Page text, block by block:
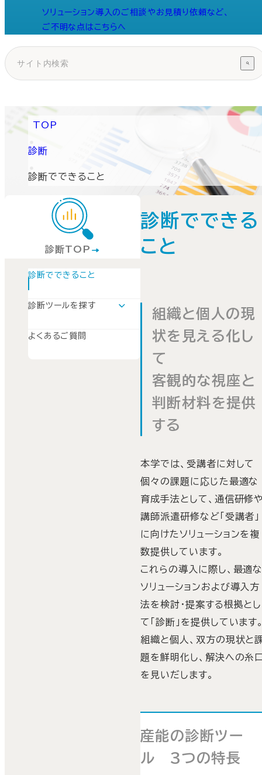
ソリューション導入のご相談やお見積り依頼など、
ご不明な点はこちらへ
TOP
診断
診断でできること
診断TOP
診断でできること
診断ツールを探す
よくあるご質問
診断でできる
こと
組織と個人の現
状を見える化し
て
客観的な視座と
判断材料を提供
する
本学では、受講者に対して
個々の課題に応じた最適な
育成手法として、通信研修
講師派遣研修など「受講者」
に向けたソリューションを複
数提供しています。
これらの導入に際し、最適
ソリューションおよび導入方
法を検討・提案する根拠とし
て「診断」を提供しています
組織と個人、双方の現状と
題を鮮明化し、解決への糸
を見いだします。
産能の診断ツー
ル 3つの特長